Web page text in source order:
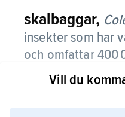
skalbaggar,
insekter som har
och omfattar 400
4 500 i Sverige.
Vill du